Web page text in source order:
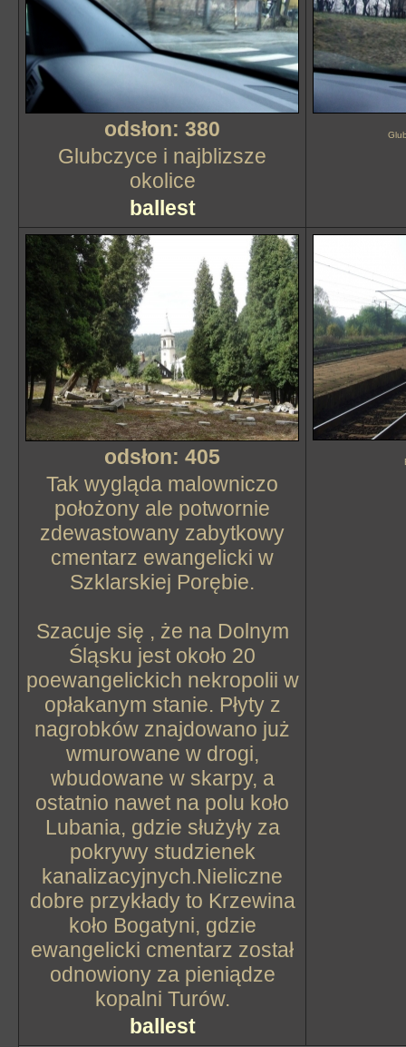
odsłon: 380
Glubczyce i najblizsze
okolice
ballest
odsłon: 405
Tak wygląda malowniczo
położony ale potwornie
zdewastowany zabytkowy
cmentarz ewangelicki w
Szklarskiej Porębie.
Szacuje się , że na Dolnym
Śląsku jest około 20
poewangelickich nekropolii w
opłakanym stanie. Płyty z
nagrobków znajdowano już
wmurowane w drogi,
wbudowane w skarpy, a
ostatnio nawet na polu koło
Lubania, gdzie służyły za
pokrywy studzienek
kanalizacyjnych.Nieliczne
dobre przykłady to Krzewina
koło Bogatyni, gdzie
ewangelicki cmentarz został
odnowiony za pieniądze
kopalni Turów.
ballest